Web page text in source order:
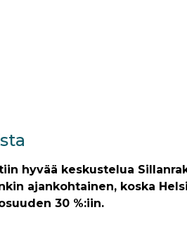
hyvää keskustelua
ajankohtainen, koska
30 %:iin.